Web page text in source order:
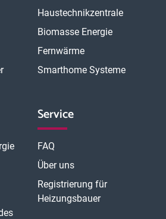
Haustechnikzentrale
Biomasse Energie
Fernwärme
Smarthome Systeme
Service
FAQ
Über uns
Registrierung für
Heizungsbauer